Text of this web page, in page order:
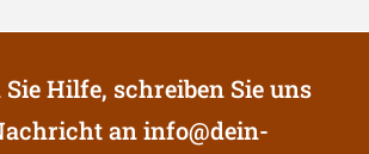
Hilfe, schreiben Sie uns
aninfo@dein-